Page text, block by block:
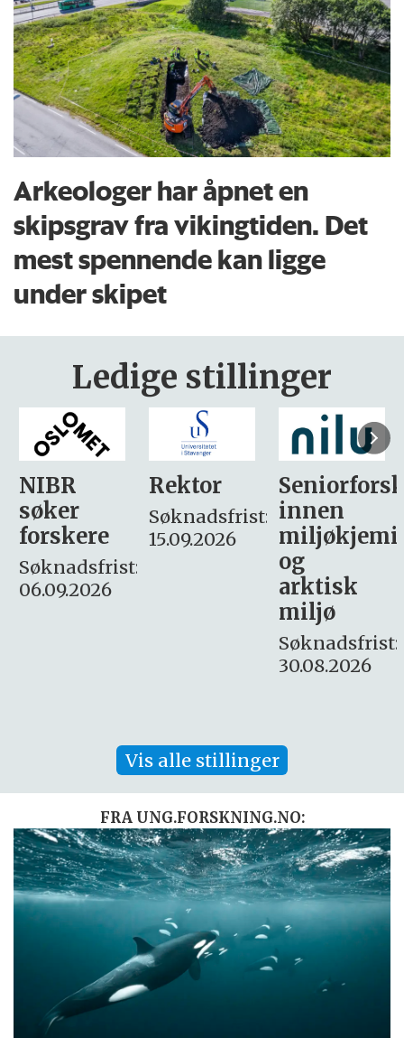
Arkeologer har åpnet en
skipsgrav fra vikingtiden. Det
mest spennende kan ligge
under skipet
Ledige stillinger
Rektor
Søknadsfrist:
15.09.2026
Seniorforsker
innen
miljøkjemi
søker
– fast
Søknadsfrist:
16. august.
Vis alle stillinger
FRA UNG.FORSKNING.NO: